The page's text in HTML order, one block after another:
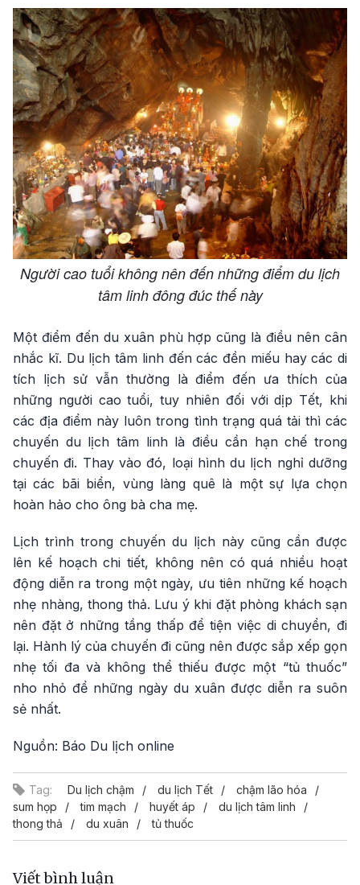
Người cao tuổi không nên đến những điểm du lịch
tâm linh đông đúc thế này
Một điểm đến du xuân phù hợp cũng là điều nên cân
nhắc kĩ. Du lịch tâm linh đến các đền miếu hay các di
tích lịch sử vẫn thường là điểm đến ưa thích của
những người cao tuổi, tuy nhiên đối với dịp Tết, khi
các địa điểm này luôn trong tình trạng quá tải thì các
chuyến du lịch tâm linh là điều cần hạn chế trong
chuyến đi. Thay vào đó, loại hình du lịch nghỉ dưỡng
tại các bãi biển, vùng làng quê là một sự lựa chọn
hoàn hảo cho ông bà cha mẹ.
Lịch trình trong chuyến du lịch này cũng cần được
lên kế hoạch chi tiết, không nên có quá nhiều hoạt
động diễn ra trong một ngày, ưu tiên những kế hoạch
nhẹ nhàng, thong thả. Lưu ý khi đặt phòng khách sạn
nên đặt ở những tầng thấp để tiện việc di chuyển, đi
lại. Hành lý của chuyến đi cũng nên được sắp xếp gọn
nhẹ tối đa và không thể thiếu được một “tủ thuốc”
nho nhỏ để những ngày du xuân được diễn ra suôn
sẻ nhất.
Nguồn: Báo Du lịch online
Tag: Du lịch chậm du lịch Tết
chậm lão hóa
sum họp
tim mạch huyết áp
du lịch tâm linh
thong thả
du xuân tủ thuốc
Viết bình luận